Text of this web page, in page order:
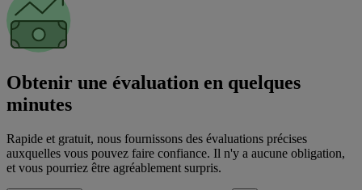
Obtenir une évaluation en quelques
minutes
Rapide et gratuit, nous fournissons des évaluations précises
auxquelles vous pouvez faire confiance. Il n'y a aucune obligation,
et vous pourriez être agréablement surpris.